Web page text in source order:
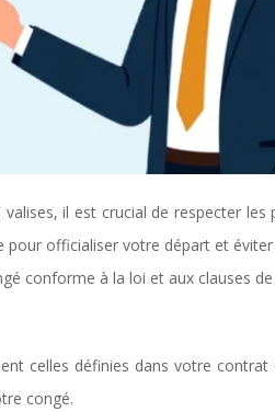
il est crucial de respecter les
pour officialiser votre départ et
conforme à la loi et aux clauses
celles définies dans votre contrat
congé.